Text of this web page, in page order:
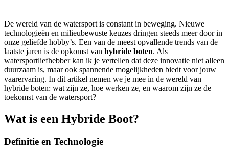
De wereld van de watersport is constant in beweging. Nieuwe
technologieën en milieubewuste keuzes dringen steeds meer door in
onze geliefde hobby’s. Een van de meest opvallende trends van de
laatste jaren is de opkomst van hybride boten. Als
watersportliefhebber kan ik je vertellen dat deze innovatie niet alleen
duurzaam is, maar ook spannende mogelijkheden biedt voor jouw
vaarervaring. In dit artikel nemen we je mee in de wereld van
hybride boten: wat zijn ze, hoe werken ze, en waarom zijn ze de
toekomst van de watersport?
Wat is een Hybride Boot?
Definitie en Technologie